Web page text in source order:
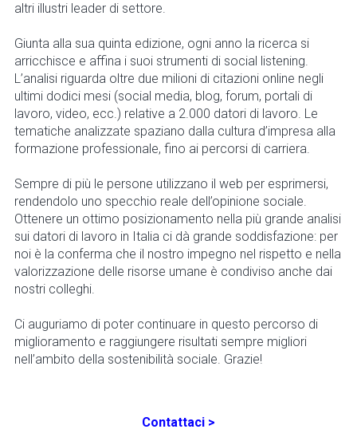
altri illustri leader di settore.
Giunta alla sua quinta edizione, ogni anno la ricerca si
arricchisce e affina i suoi strumenti di social listening.
L’analisi riguarda oltre due milioni di citazioni online negli
ultimi dodici mesi (social media, blog, forum, portali di
lavoro, video, ecc.) relative a 2.000 datori di lavoro. Le
tematiche analizzate spaziano dalla cultura d’impresa alla
formazione professionale, fino ai percorsi di carriera.
Sempre di più le persone utilizzano il web per esprimersi,
rendendolo uno specchio reale dell’opinione sociale.
Ottenere un ottimo posizionamento nella più grande analisi
sui datori di lavoro in Italia ci dà grande soddisfazione: per
noi è la conferma che il nostro impegno nel rispetto e nella
valorizzazione delle risorse umane è condiviso anche dai
nostri colleghi.
Ci auguriamo di poter continuare in questo percorso di
miglioramento e raggiungere risultati sempre migliori
nell’ambito della sostenibilità sociale. Grazie!
Contattaci >